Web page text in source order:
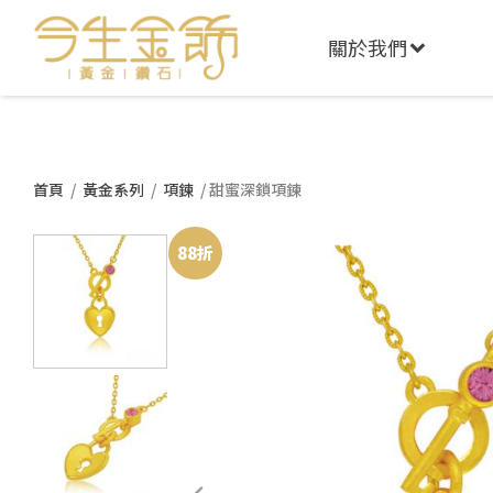
關於我們
首頁 / 黃金系列 / 項鍊 / 甜蜜深鎖項鍊
88折